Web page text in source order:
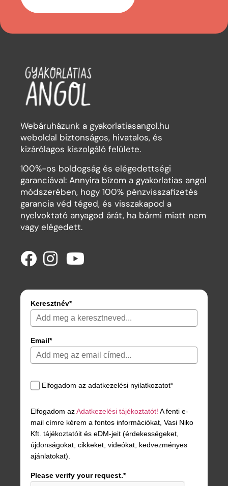
Webáruházunk a gyakorlatiasangol.hu
weboldal biztonságos, hivatalos, és
kizárólagos kiszolgáló felülete.
100%-os boldogság és elégedettségi
garanciával: Annyira bízom a gyakorlatias angol
módszerében, hogy 100% pénzvisszafizetés
garancia véd téged, és visszakapod a
nyelvoktató anyagod árát, ha bármi miatt nem
vagy elégedett.
Keresztnév*
Email*
Elfogadom az adatkezelési nyilatkozatot*
Elfogadom azAdatkezelési tájékoztatót! A fenti e-
mail címre kérem a fontos információkat, Vasi Niko
Kft. tájékoztatóit és eDM-jeit (érdekességeket,
újdonságokat, cikkeket, videókat, kedvezményes
ajánlatokat).
Please verify your request.*